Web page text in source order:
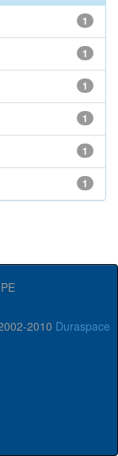
1
1
1
1
1
1
2010 Duraspace